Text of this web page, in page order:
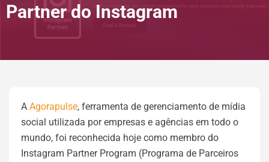
Partner do Instagram
A Agorapulse, ferramenta de gerenciamento de mídia
social utilizada por empresas e agências em todo o
mundo, foi reconhecida hoje como membro do
Instagram Partner Program (Programa de Parceiros